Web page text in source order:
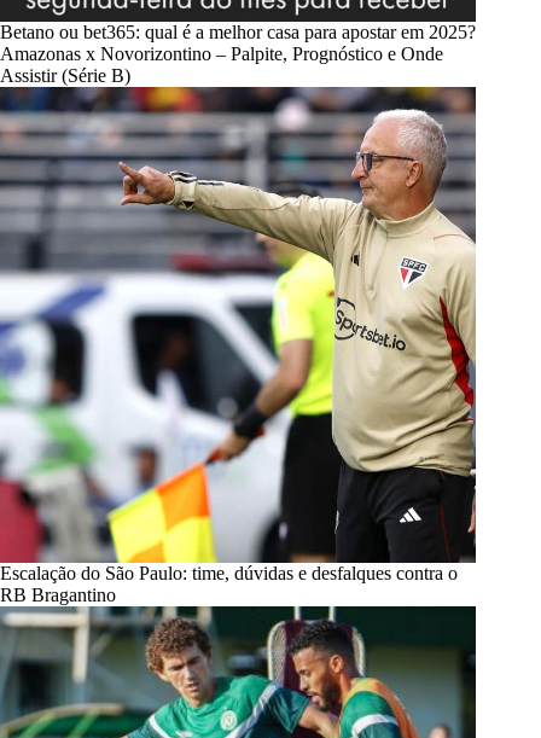
Betano ou bet365: qual é a melhor casa para apostar em 2025?
Amazonas x Novorizontino – Palpite, Prognóstico e Onde
Assistir (Série B)
Escalação do São Paulo: time, dúvidas e desfalques contra o
RB Bragantino